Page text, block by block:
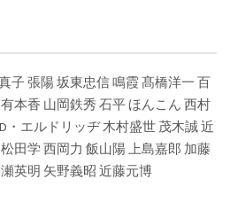
子張陽坂東忠信鳴霞 髙橋洋一 百
有本香 山岡鉄秀 石平 ほんこん 西村
・エルドリッヂ木村盛世 茂木誠近
松田学 西岡力 飯山陽上島嘉郎 加藤
英明 矢野義昭 近藤元博